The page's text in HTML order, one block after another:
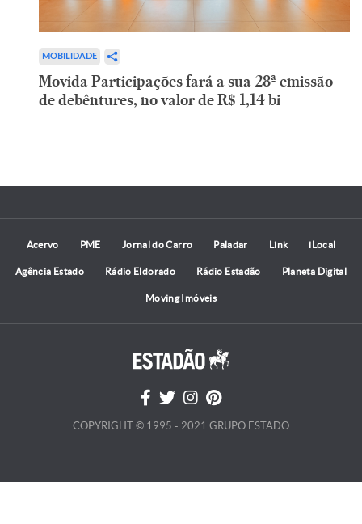
MOBILIDADE
Movida Participações fará a sua 28ª emissão
de debêntures, no valor de R$ 1,14 bi
Acervo PME Jornal do Carro Paladar Link iLocal
Agência Estado Rádio Eldorado Rádio Estadão Planeta Digital
Moving Imóveis
COPYRIGHT © 1995 - 2021 GRUPO ESTADO